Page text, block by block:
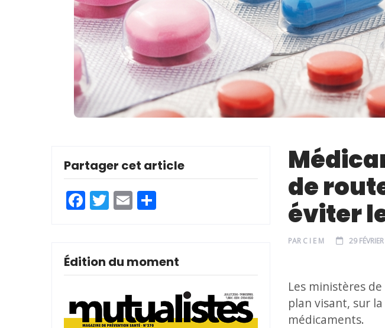
Partager cet article
Facebook
Twitter
Email
Édition du moment
de
éviter
PAR C I E M 29
Les ministères
plan visant, sur
médicaments.